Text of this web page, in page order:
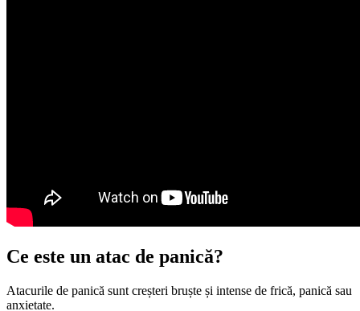
Ce este un atac de panică?
Atacurile de panică sunt creșteri bruște și intense de frică, panică sau
anxietate.